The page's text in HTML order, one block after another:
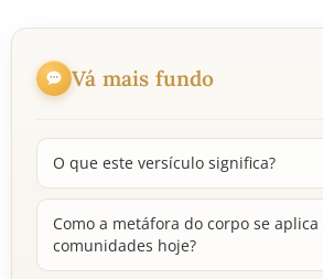
Vá mais fundo
O que este versículo significa?
Como a metáfora do corpo se aplica
comunidades hoje?